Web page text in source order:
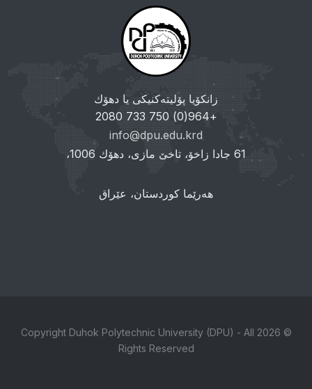
زانکۆیا پۆلیتەکنیکی یا دهۆك
+964(0) 750 733 2080
info@dpu.edu.krd
61 جادا زاخۆ، تاخێ مازی، دهۆك 1006،
هەرێما کوردستان، عێراق
© 2026 Copyright Duhok Polytechnic University (DPU) - All
Rights Reserved